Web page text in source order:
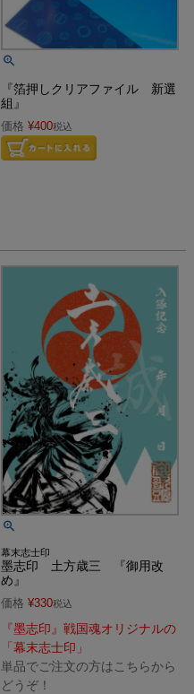
『箔押しクリアファイル 新選
組』
価格 ¥400税込
幕末志士印
墨志印 土方歳三 『御用改
め』
価格 ¥330税込
『墨志印』戦国魂オリジナルの
「幕末志士印」
単品でご注文の方はこちらから
どうぞ！